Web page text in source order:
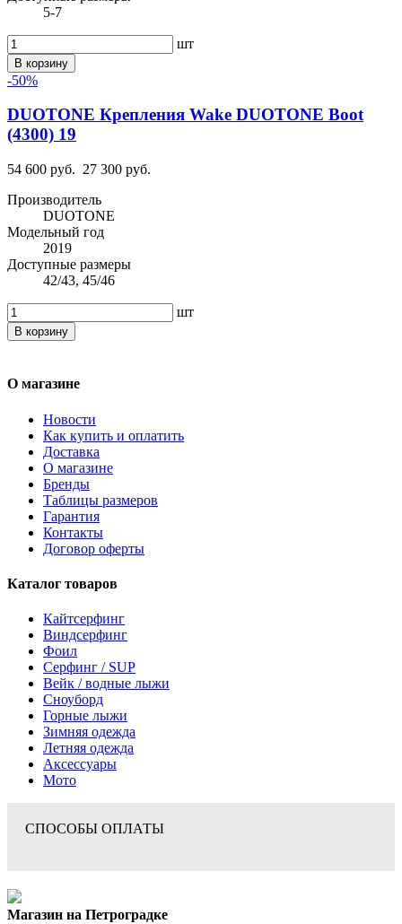
5-7
шт
В корзину
-50%
DUOTONE Крепления Wake DUOTONE Boot
(4300) 19
54 600 руб. 27 300 руб.
Производитель
DUOTONE
Модельный год
2019
Доступные размеры
42/43, 45/46
шт
В корзину
О магазине
Новости
Как купить и оплатить
Доставка
О магазине
Бренды
Таблицы размеров
Гарантия
Контакты
Договор оферты
Каталог товаров
Кайтсерфинг
Виндсерфинг
Фоил
Серфинг / SUP
Вейк / водные лыжи
Сноуборд
Горные лыжи
Зимняя одежда
Летняя одежда
Аксессуары
Мото
СПОСОБЫ ОПЛАТЫ
Магазин на Петроградке